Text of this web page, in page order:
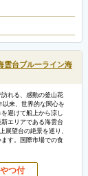
雲台ブルーライン海
訪れる、感動の釜山花
以来、世界的な関心を
避けて船上から涼し
エリアである海雲台
展望台の絶景を巡り、
す。国際市場での食
つ付